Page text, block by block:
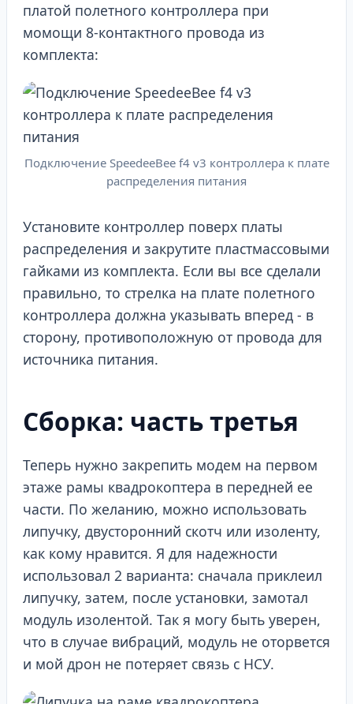
платой полетного контроллера при
момощи 8-контактного провода из
комплекта:
Подключение SpeedeeBee f4 v3 контроллера к плате
распределения питания
Установите контроллер поверх платы
распределения и закрутите пластмассовыми
гайками из комплекта. Если вы все сделали
правильно, то стрелка на плате полетного
контроллера должна указывать вперед - в
сторону, противоположную от провода для
источника питания.
Сборка: часть третья
Теперь нужно закрепить модем на первом
этаже рамы квадрокоптера в передней ее
части. По желанию, можно использовать
липучку, двусторонний скотч или изоленту,
как кому нравится. Я для надежности
использовал 2 варианта: сначала приклеил
липучку, затем, после установки, замотал
модуль изолентой. Так я могу быть уверен,
что в случае вибраций, модуль не оторвется
и мой дрон не потеряет связь с НСУ.